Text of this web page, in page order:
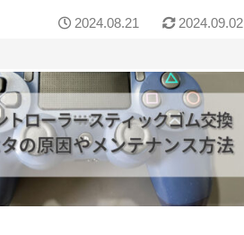
詳しく...
2024.08.21 2024.09.02